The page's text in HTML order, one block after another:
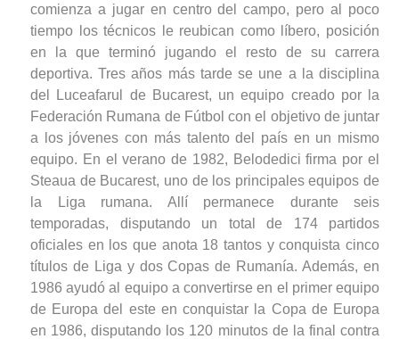
comienza a jugar en centro del campo, pero al poco
tiempo los técnicos le reubican como líbero, posición
en la que terminó jugando el resto de su carrera
deportiva. Tres años más tarde se une a la disciplina
del Luceafarul de Bucarest, un equipo creado por la
Federación Rumana de Fútbol con el objetivo de juntar
a los jóvenes con más talento del país en un mismo
equipo. En el verano de 1982, Belodedici firma por el
Steaua de Bucarest, uno de los principales equipos de
la Liga rumana. Allí permanece durante seis
temporadas, disputando un total de 174 partidos
oficiales en los que anota 18 tantos y conquista cinco
títulos de Liga y dos Copas de Rumanía. Además, en
1986 ayudó al equipo a convertirse en el primer equipo
de Europa del este en conquistar la Copa de Europa
en 1986, disputando los 120 minutos de la final contra